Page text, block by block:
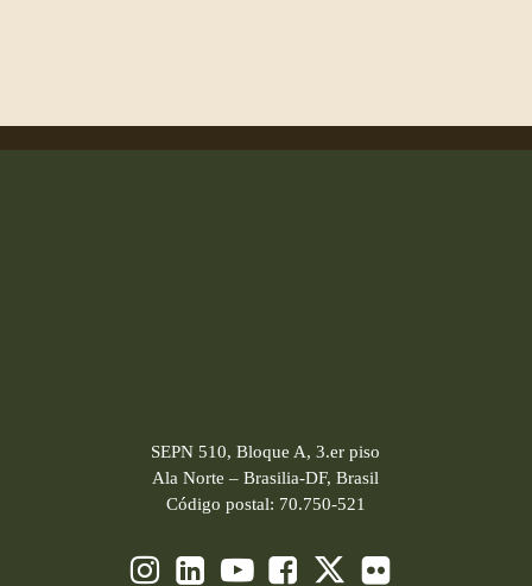
SEPN 510, Bloque A, 3.er piso
Ala Norte – Brasilia-DF, Brasil
Código postal: 70.750-521